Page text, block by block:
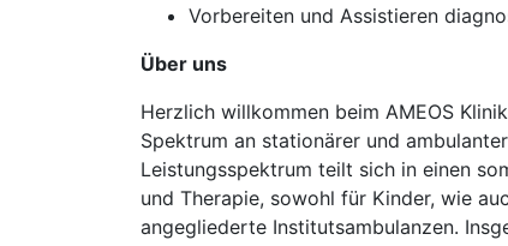
Vorbereiten und Assistieren
Über uns
Herzlich willkommen beim AMEOS
Spektrum an stationärer und
Leistungsspektrum teilt sich in einen
und Therapie, sowohl für Kinder, wie
angegliederte Institutsambulanzen.